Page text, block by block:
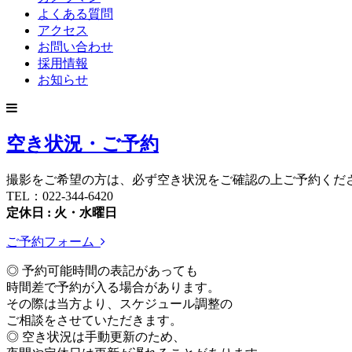
よくある質問
アクセス
お問い合わせ
採用情報
お知らせ
空き状況・ご予約
撮影をご希望の方は、必ず空き状況をご確認の上ご予約くだ
TEL：022-344-6420
定休日 : 火・水曜日
ご予約フォーム
◎ 予約可能時間の表記があっても
時間差で予約が入る場合があります。
その際は当方より、スケジュール調整の
ご相談をさせていただきます。
◎ 空き状況は手動更新のため、